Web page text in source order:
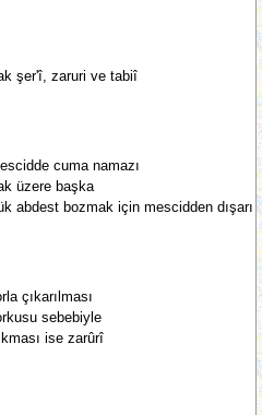
şer'î, zaruri ve tabiî
cuma namazı
üzere başka
abdest bozmak için mescidden dışarı
çıkarılması
sebebiyle
ise zarûrî